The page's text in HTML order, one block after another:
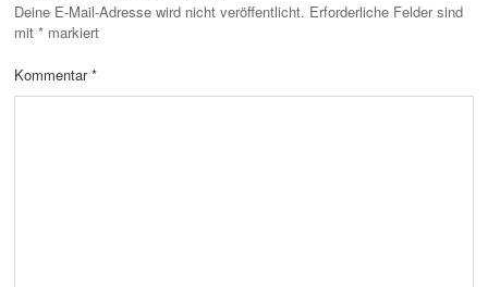
Deine E-Mail-Adresse wird nicht veröffentlicht. Erforderliche Felder sind
mit * markiert
Kommentar*